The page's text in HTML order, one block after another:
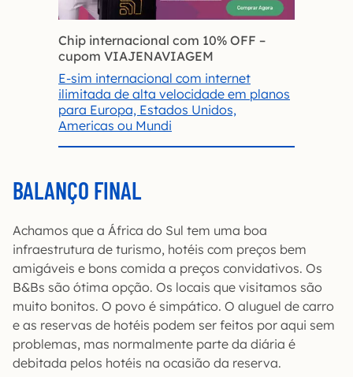
Chip internacional com 10% OFF –
cupom VIAJENAVIAGEM
E-sim internacional com internet
ilimitada de alta velocidade em planos
para Europa, Estados Unidos,
Americas ou Mundi
BALANÇO FINAL
Achamos que a África do Sul tem uma boa
infraestrutura de turismo, hotéis com preços bem
amigáveis e bons comida a preços convidativos. Os
B&Bs são ótima opção. Os locais que visitamos são
muito bonitos. O povo é simpático. O aluguel de carro
e as reservas de hotéis podem ser feitos por aqui sem
problemas, mas normalmente parte da diária é
debitada pelos hotéis na ocasião da reserva.